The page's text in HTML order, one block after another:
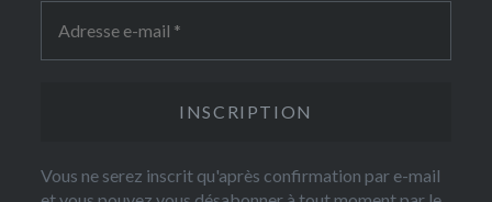
Vous ne serez inscrit qu'après confirmation par e-mail